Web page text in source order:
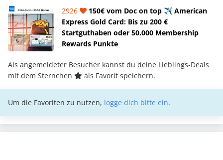
2926
150€ vom Doc on top ✈️ American
Express Gold Card: Bis zu 200 €
Startguthaben oder 50.000 Membership
Rewards Punkte
Als angemeldeter Besucher kannst du deine Lieblings-Deals
mit dem Sternchen
als Favorit speichern.
Um die Favoriten zu nutzen, logge dich bitte ein.